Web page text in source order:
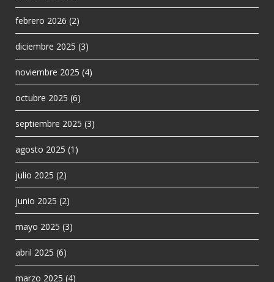
febrero 2026 (2)
diciembre 2025 (3)
noviembre 2025 (4)
octubre 2025 (6)
septiembre 2025 (3)
agosto 2025 (1)
julio 2025 (2)
junio 2025 (2)
mayo 2025 (3)
abril 2025 (6)
marzo 2025 (4)